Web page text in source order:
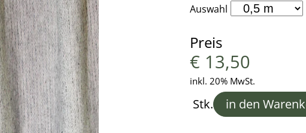
Auswahl
Preis
€ 13,50
inkl. 20% MwSt.
Stk. in den